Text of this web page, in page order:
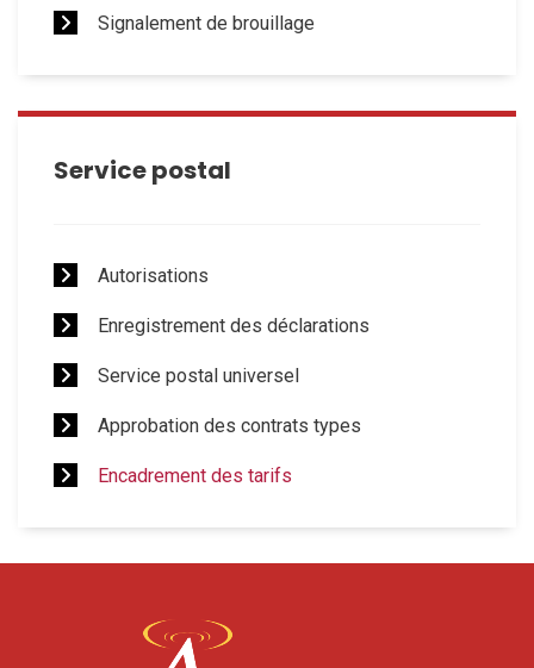
Signalement de brouillage
Service postal
Autorisations
Enregistrement des déclarations
Service postal universel
Approbation des contrats types
Encadrement des tarifs